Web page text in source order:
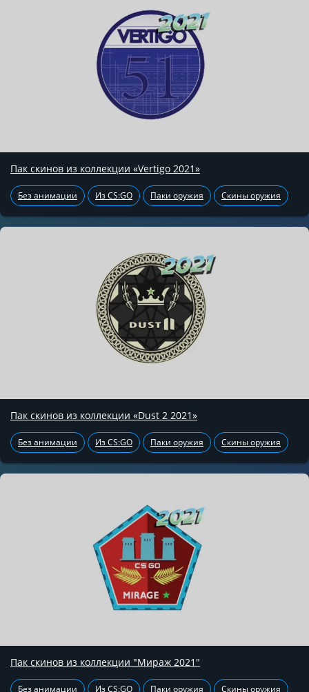
Пак скинов из коллекции «Vertigo 2021»
Без анимации Из CS:GO Паки оружия Скины оружия
Пак скинов из коллекции «Dust 2 2021»
Без анимации Из CS:GO Паки оружия Скины оружия
Пак скинов из коллекции "Мираж 2021"
Без анимации Из CS:GO Паки оружия Скины оружия